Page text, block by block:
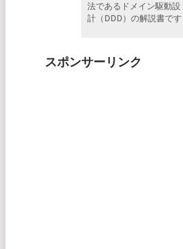
法であるドメイン駆動設
計（DDD）の解説書です
スポンサーリンク